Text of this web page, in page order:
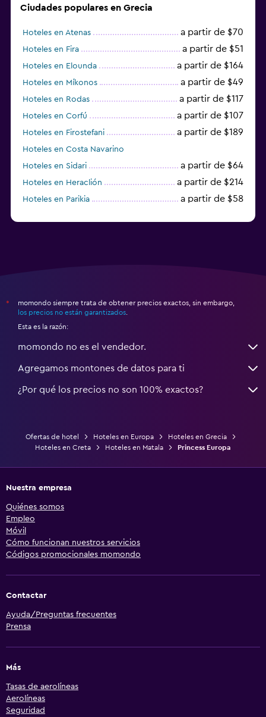
Ciudades populares en Grecia
Hoteles en Atenas a partir de $70
Hoteles en Fira a partir de $51
Hoteles en Elounda a partir de $164
Hoteles en Míkonos a partir de $49
Hoteles en Rodas a partir de $117
Hoteles en Corfú a partir de $107
Hoteles en Firostefani a partir de $189
Hoteles en Costa Navarino
Hoteles en Sidari
a partir de $64
Hoteles en Heraclión a partir de $214
Hoteles en Parikia a partir de $58
*
momondo siempre trata de obtener precios exactos, sin embargo,
los precios no están garantizados
Esta es la razón:
momondo no es el vendedor.
Agregamos montones de datos para ti
¿Por qué los precios no son 100% exactos?
Ofertas de hotel Hoteles en Europa
Hoteles en Grecia
Hoteles en Creta
Hoteles en Matala Princess Europa
Nuestra empresa
Quiénes somos
Empleo
Móvil
Cómo funcionan nuestros servicios
Códigos promocionales momondo
Contactar
Ayuda/Preguntas frecuentes
Prensa
Más
Tasas de aerolíneas
Aerolíneas
Seguridad